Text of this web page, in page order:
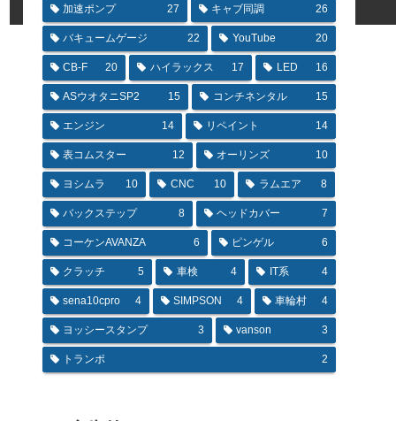
加速ポンプ 27 キャブ同調 26
バキュームゲージ 22 YouTube 20
CB-F 20 ハイラックス 17 LED 16
ASウオタニSP2 15 コンチネンタル 15
エンジン 14 リペイント 14
表コムスター 12 オーリンズ 10
ヨシムラ 10 CNC 10 ラムエア 8
バックステップ 8 ヘッドカバー 7
コーケンAVANZA 6 ピンゲル 6
クラッチ 5 車検 4 IT系 4
sena10cpro 4 SIMPSON 4 車輪村 4
ヨッシースタンプ 3 vanson 3
トランポ 2